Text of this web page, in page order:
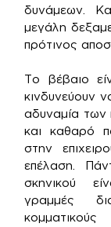
δυνάμεων.
μεγάλη
πρότινος
Το βέβαιο
κινδυνεύουν
αδυναμία των
και καθαρό
στην
επέλαση.
σκηνικού
γραμμές